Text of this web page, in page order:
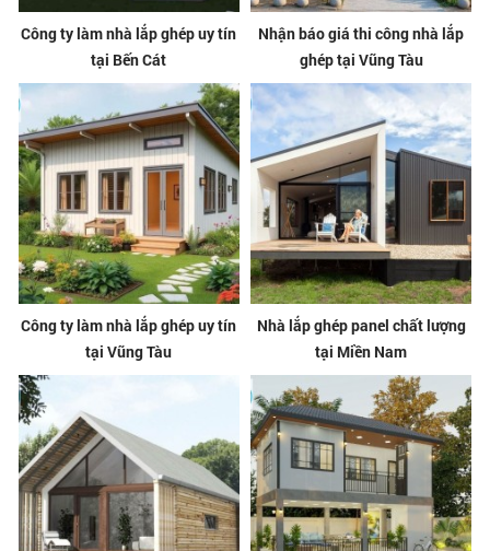
Công ty làm nhà lắp ghép uy tín
tại Bến Cát
Nhận báo giá thi công nhà lắp
ghép tại Vũng Tàu
Công ty làm nhà lắp ghép uy tín
tại Vũng Tàu
Nhà lắp ghép panel chất lượng
tại Miền Nam